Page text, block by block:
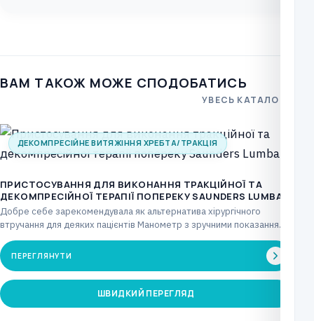
ВАМ ТАКОЖ МОЖЕ СПОДОБАТИСЬ
УВЕСЬ КАТАЛОГ
ДЕКОМПРЕСІЙНЕ ВИТЯЖІННЯ ХРЕБТА/ТРАКЦІЯ
ПРИСТОСУВАННЯ ДЛЯ ВИКОНАННЯ ТРАКЦІЙНОЇ ТА
ДЕКОМПРЕСІЙНОЇ ТЕРАПІЇ ПОПЕРЕКУ SAUNDERS LUMBAR
Добре себе зарекомендувала як альтернатива хірургічного
втручання для деяких пацієнтів Манометр з зручними показаннями
забезпечує повний…
ПЕРЕГЛЯНУТИ
ШВИДКИЙ ПЕРЕГЛЯД